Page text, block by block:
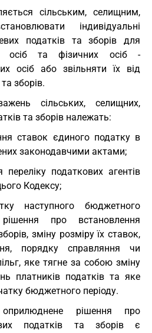
сільським, селищним,
індивідуальні
податків та зборів для
осіб та фізичних осіб -
осіб або звільняти їх від
зборів.
сільських, селищних,
та зборів належать:
ставок єдиного податку в
законодавчими актами;
переліку податкових агентів
Кодексу;
наступного бюджетного
про встановлення
зміну розміру їх ставок,
порядку справляння чи
яке тягне за собою зміну
платників податків та яке
бюджетного періоду.
рішення про
податків та зборів є